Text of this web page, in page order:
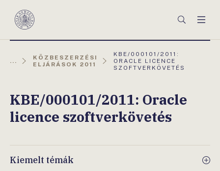
Magyar
Keresés
...
KÖZBESZERZÉSI
ELJÁRÁSOK 2011
AKTUÁLIS
OLDAL:
KBE/000101/2011:
ORACLE LICENCE
SZOFTVERKÖVETÉS
KBE/000101/2011: Oracle
licence szoftverkövetés
Kiemelt témák